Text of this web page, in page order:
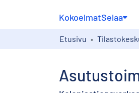
KokoelmatSelaa
Etusivu